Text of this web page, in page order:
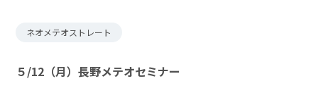
ネオメテオストレート
５/12（月）長野メテオセミナー